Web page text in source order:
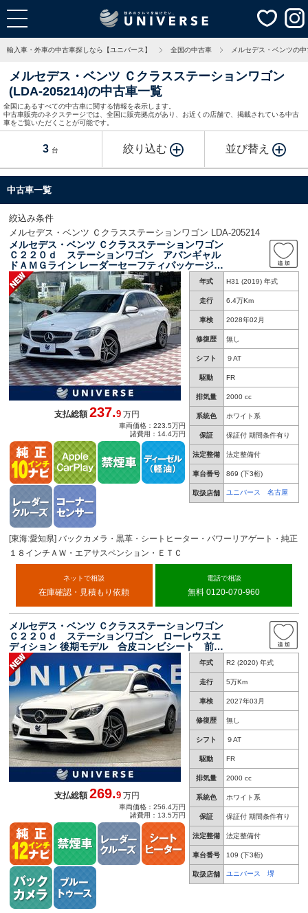
輸入車・外車の中古車探しなら【ユニバース】 全国の中古車 メルセデス・ベンツの
メルセデス・ベンツ Ｃクラスステーションワゴン
(LDA-205214)の中古車一覧
全国にあるすべての中古車に関する情報を表示します。
中古車販売のネクステージでは、全国に販売拠点があり、お近くの店舗で、掲載されている中古
車をご覧いただくことが可能です。
3 台 絞り込む 並び替え
中古車一覧
絞込み条件
メルセデス・ベンツ Ｃクラスステーションワゴン LDA-205214
メルセデス・ベンツ Ｃクラスステーションワゴン
Ｃ２２０ｄ ステーションワゴン アバンギャル
ドＡＭＧライン レーダーセーフティパッケージ
レーダークルーズコントロール アップルカープ
レイ バックカメラ 黒革シート シートヒータ
ー パワーリアゲート 純正１８インチアルミ
エアサスペンション ＥＴＣ 禁煙車
年式 H31 (2019) 年式
走行 6.4万Km
車検 2028年02月
修復歴 無し
シフト ９AT
駆動 FR
排気量 2000 cc
系統色 ホワイト系
保証 保証付 期間条件有り
法定整備 法定整備付
車台番号 869 (下3桁)
取扱店舗 ユニバース 名古屋
支払総額237.9 万円
車両価格：223.5万円
諸費用：14.4万円
[東海:愛知県] バックカメラ・黒革・シートヒーター・パワーリアゲート・純正
１８インチＡＷ・エアサスペンション・ＥＴＣ
ネットで相談
在庫確認・見積もり依頼
電話で相談
無料 0120-070-960
メルセデス・ベンツ Ｃクラスステーションワゴン
Ｃ２２０ｄ ステーションワゴン ローレウスエ
ディション 後期モデル 合皮コンビシート 前席
パワーシート 前席シートヒーター レーダーセ
ーフティＰＫＧ オートハイビーム パワーバッ
クドア ワイヤレスチャージング バックカメ
ラ プライバシーガラス 禁煙車
年式 R2 (2020) 年式
走行 5万Km
車検 2027年03月
修復歴 無し
シフト ９AT
駆動 FR
排気量 2000 cc
系統色 ホワイト系
保証 保証付 期間条件有り
法定整備 法定整備付
車台番号 109 (下3桁)
取扱店舗 ユニバース 堺
支払総額269.9 万円
車両価格：256.4万円
諸費用：13.5万円